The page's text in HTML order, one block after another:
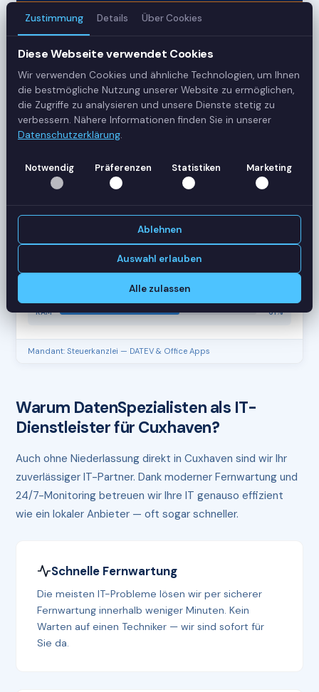
Server
42
Status
CPU
62%
RAM
61%
Mandant: Steuerkanzlei — DATEV & Office Apps
Warum DatenSpezialisten als IT-
Dienstleister für Cuxhaven?
Auch ohne Niederlassung direkt in Cuxhaven sind wir Ihr
zuverlässiger IT-Partner. Dank moderner Fernwartung und
24/7-Monitoring betreuen wir Ihre IT genauso effizient
wie ein lokaler Anbieter — oft sogar schneller.
Schnelle Fernwartung
Die meisten IT-Probleme lösen wir per sicherer
Fernwartung innerhalb weniger Minuten. Kein
Warten auf einen Techniker — wir sind sofort für
Sie da.
Zustimmung Details Über Cookies
Diese Webseite verwendet Cookies
Wir verwenden Cookies und ähnliche Technologien, um Ihnen
die bestmögliche Nutzung unserer Website zu ermöglichen,
die Zugriffe zu analysieren und unsere Dienste stetig zu
verbessern. Nähere Informationen finden Sie in unserer
Datenschutzerklärung.
Notwendig Präferenzen Statistiken Marketing
Ablehnen
Auswahl erlauben
Alle zulassen